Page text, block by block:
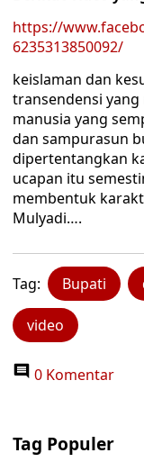
https://
6235313850092/
keislaman dan
transendensi
manusia yang
dan sampurasun
dipertentangkan
ucapan itu
membentuk
Mulyadi….
Tag: Bupati
video
0 Komentar
Tag Populer